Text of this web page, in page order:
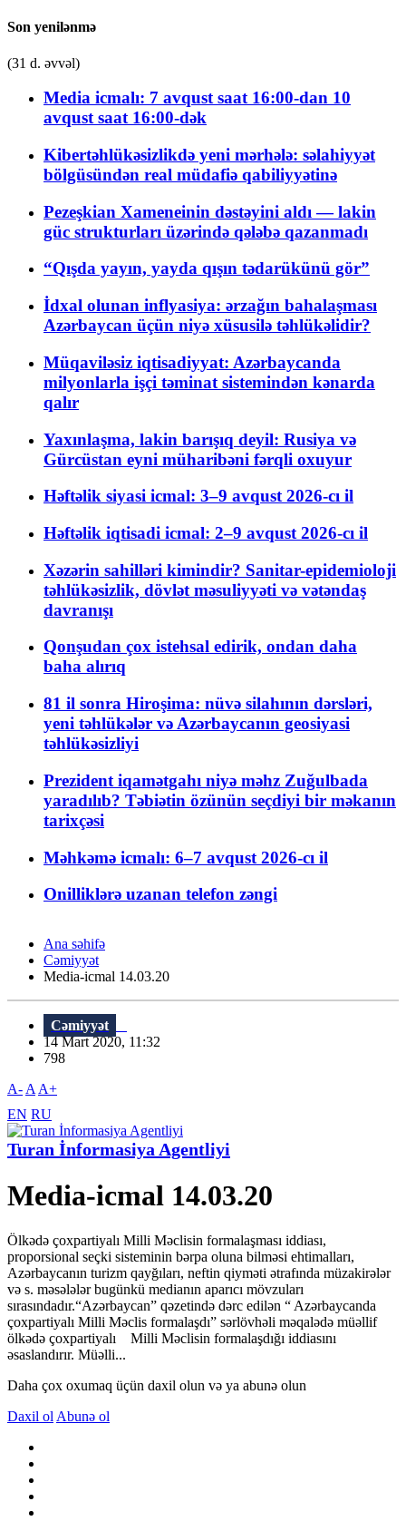
Son yenilənmə
(31 d. əvvəl)
Media icmalı: 7 avqust saat 16:00-dan 10
avqust saat 16:00-dək
Kibertəhlükəsizlikdə yeni mərhələ: səlahiyyət
bölgüsündən real müdafiə qabiliyyətinə
Pezeşkian Xameneinin dəstəyini aldı — lakin
güc strukturları üzərində qələbə qazanmadı
“Qışda yayın, yayda qışın tədarükünü gör”
İdxal olunan inflyasiya: ərzağın bahalaşması
Azərbaycan üçün niyə xüsusilə təhlükəlidir?
Müqaviləsiz iqtisadiyyat: Azərbaycanda
milyonlarla işçi təminat sistemindən kənarda
qalır
Yaxınlaşma, lakin barışıq deyil: Rusiya və
Gürcüstan eyni müharibəni fərqli oxuyur
Həftəlik siyasi icmal: 3–9 avqust 2026-cı il
Həftəlik iqtisadi icmal: 2–9 avqust 2026-cı il
Xəzərin sahilləri kimindir? Sanitar-epidemioloji
təhlükəsizlik, dövlət məsuliyyəti və vətəndaş
davranışı
Qonşudan çox istehsal edirik, ondan daha
baha alırıq
81 il sonra Hiroşima: nüvə silahının dərsləri,
yeni təhlükələr və Azərbaycanın geosiyasi
təhlükəsizliyi
Prezident iqamətgahı niyə məhz Zuğulbada
yaradılıb? Təbiətin özünün seçdiyi bir məkanın
tarixçəsi
Məhkəmə icmalı: 6–7 avqust 2026-cı il
Onilliklərə uzanan telefon zəngi
Ana səhifə
Cəmiyyət
Media-icmal 14.03.20
Cəmiyyət
14 Mart 2020, 11:32
798
A- A A+
EN RU
Turan İnformasiya Agentliyi
Media-icmal 14.03.20
Ölkədə çoxpartiyalı Milli Məclisin formalaşması iddiası,
proporsional seçki sisteminin bərpa oluna bilməsi ehtimalları,
Azərbaycanın turizm qayğıları, neftin qiyməti ətrafında müzakirələr
və s. məsələlər bugünkü medianın aparıcı mövzuları
sırasındadır.“Azərbaycan” qəzetində dərc edilən “ Azərbaycanda
çoxpartiyalı Milli Məclis formalaşdı” sərlövhəli məqalədə müəllif
ölkədə çoxpartiyalı Milli Məclisin formalaşdığı iddiasını
əsaslandırır. Müəlli...
Daha çox oxumaq üçün daxil olun və ya abunə olun
Daxil ol Abunə ol